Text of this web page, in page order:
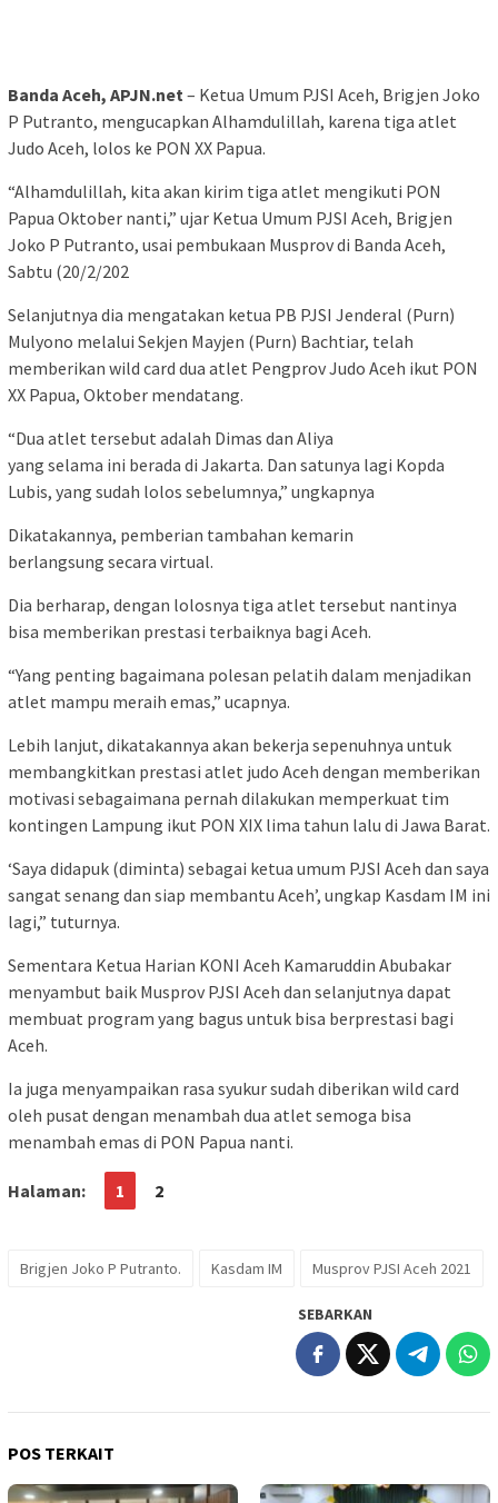
Banda Aceh, APJN.net– Ketua Umum PJSI Aceh, Brigjen Joko
P Putranto, mengucapkan Alhamdulillah, karena tiga atlet
Judo Aceh, lolos ke PON XX Papua.
“Alhamdulillah, kita akan kirim tiga atlet mengikuti PON
Papua Oktober nanti,” ujar Ketua Umum PJSI Aceh, Brigjen
Joko P Putranto, usai pembukaan Musprov di Banda Aceh,
Sabtu (20/2/202
Selanjutnya dia mengatakan ketua PB PJSI Jenderal (Purn)
Mulyono melalui Sekjen Mayjen (Purn) Bachtiar, telah
memberikan wild card dua atlet Pengprov Judo Aceh ikut PON
XX Papua, Oktober mendatang.
“Dua atlet tersebut adalah Dimas dan Aliya
yang selama ini berada di Jakarta. Dan satunya lagi Kopda
Lubis, yang sudah lolos sebelumnya,” ungkapnya
Dikatakannya, pemberian tambahan kemarin
berlangsung secara virtual.
Dia berharap, dengan lolosnya tiga atlet tersebut nantinya
bisa memberikan prestasi terbaiknya bagi Aceh.
“Yang penting bagaimana polesan pelatih dalam menjadikan
atlet mampu meraih emas,” ucapnya.
Lebih lanjut, dikatakannya akan bekerja sepenuhnya untuk
membangkitkan prestasi atlet judo Aceh dengan memberikan
motivasi sebagaimana pernah dilakukan memperkuat tim
kontingen Lampung ikut PON XIX lima tahun lalu di Jawa Barat.
‘Saya didapuk (diminta) sebagai ketua umum PJSI Aceh dan saya
sangat senang dan siap membantu Aceh’, ungkap Kasdam IM ini
lagi,” tuturnya.
Sementara Ketua Harian KONI Aceh Kamaruddin Abubakar
menyambut baik Musprov PJSI Aceh dan selanjutnya dapat
membuat program yang bagus untuk bisa berprestasi bagi
Aceh.
Ia juga menyampaikan rasa syukur sudah diberikan wild card
oleh pusat dengan menambah dua atlet semoga bisa
menambah emas di PON Papua nanti.
Halaman: 1 2
Brigjen Joko P Putranto. Kasdam IM Musprov PJSI Aceh 2021
SEBARKAN
POS TERKAIT